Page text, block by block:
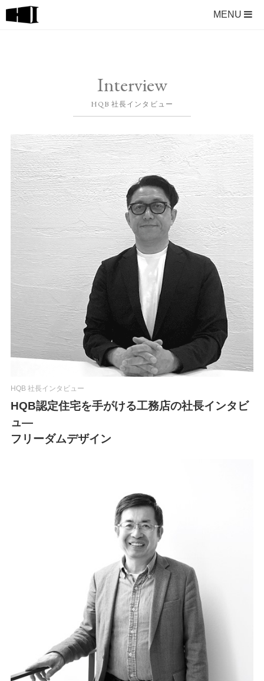
MENU
Interview
HQB 社長インタビュー
HQB 社長インタビュー
HQB認定住宅を手がける工務店の社長インタビ
ュ―
フリーダムデザイン